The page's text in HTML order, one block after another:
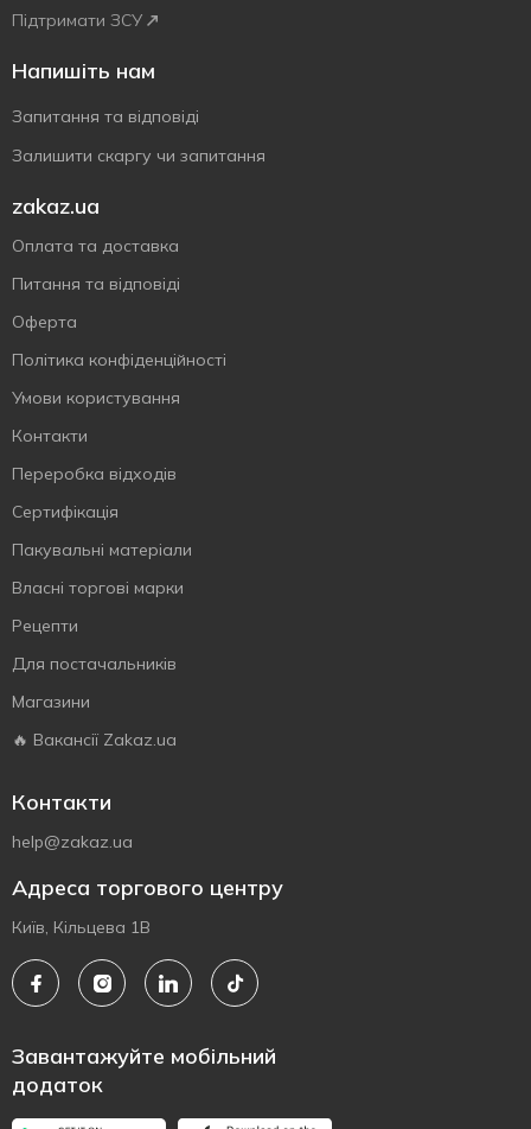
Підтримати ЗСУ
Напишіть нам
Запитання та відповіді
Залишити скаргу чи запитання
zakaz.ua
Оплата та доставка
Питання та відповіді
Оферта
Політика конфіденційності
Умови користування
Контакти
Переробка відходів
Сертифiкацiя
Пакувальні матеріали
Власнi торговi марки
Рецепти
Для постачальників
Магазини
🔥 Вакансії Zakaz.ua
Контакти
help@zakaz.ua
Адреса торгового центру
Київ, Кільцева 1В
Завантажуйте мобільний
додаток